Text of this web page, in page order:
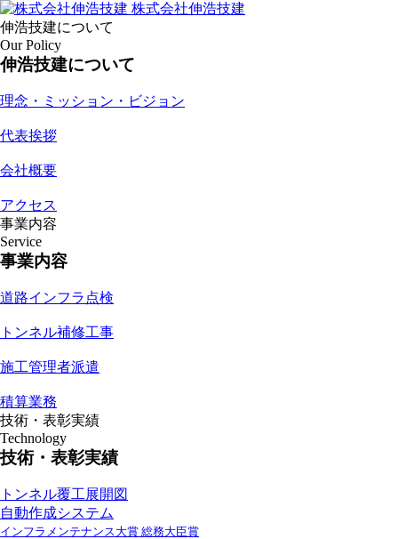
株式会社伸浩技建
伸浩技建について
Our Policy
伸浩技建について
理念・ミッション・ビジョン
代表挨拶
会社概要
アクセス
事業内容
Service
事業内容
道路インフラ点検
トンネル補修工事
施工管理者派遣
積算業務
技術・表彰実績
Technology
技術・表彰実績
トンネル覆工展開図
自動作成システム
インフラメンテナンス大賞 総務大臣賞